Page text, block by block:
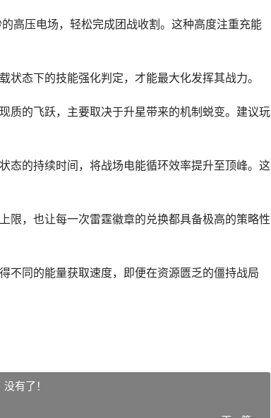
高压电场，轻松完成团战收割。这种高度注重充能
态下的技能强化判定，才能最大化发挥其战力。
质的飞跃，主要取决于升星带来的机制蜕变。建议玩
态的持续时间，将战场电能循环效率提升至顶峰。这
限，也让每一次雷霆徽章的兑换都具备极高的策略性
不同的能量获取速度，即便在资源匮乏的僵持战局
没有了！